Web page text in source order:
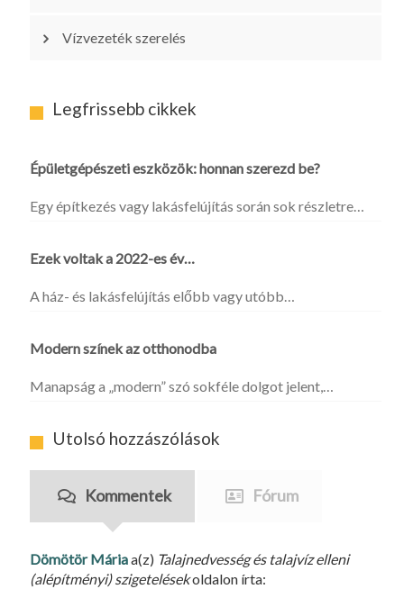
Vízvezeték szerelés
Legfrissebb cikkek
Épületgépészeti eszközök: honnan szerezd be?
Egy építkezés vagy lakásfelújítás során sok részletre…
Ezek voltak a 2022-es év…
A ház- és lakásfelújítás előbb vagy utóbb…
Modern színek az otthonodba
Manapság a „modern” szó sokféle dolgot jelent,…
Utolsó hozzászólások
Kommentek Fórum
Dömötör Máriaa(z) Talajnedvesség és talajvíz elleni
(alépítményi) szigetelésekoldalon írta: